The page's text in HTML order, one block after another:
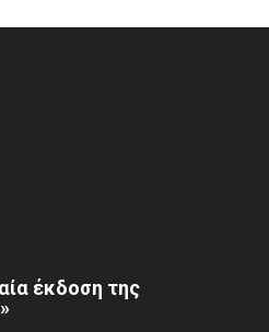
έκδοση της